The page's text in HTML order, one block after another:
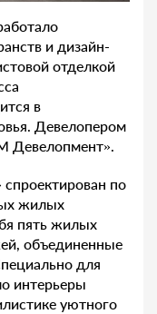
и дизайн-
отделкой
в
Девелопером
Девелопмент».
по
жилых
пять жилых
объединенные
для
интерьеры
уютного